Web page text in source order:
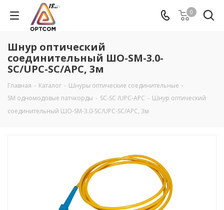
0
Шнур оптический
соединительный ШО-SM-3.0-
SC/UPC-SC/APC, 3м
Главная - Каталог - Шнуры оптические соединительные -
SM одномодовые патчкорды - SC-SC /UPC-APC - Шнур оптический
соединительный ШО-SM-3.0-SC/UPC-SC/APC, 3м